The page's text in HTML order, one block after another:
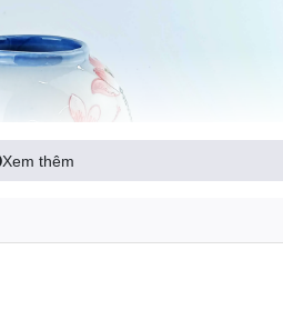
Xem thêm